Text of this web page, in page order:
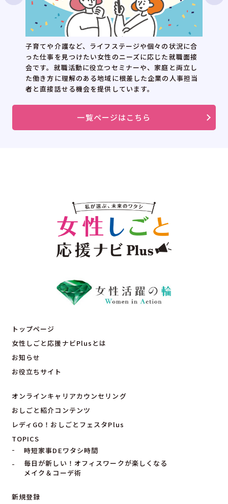
子育てや介護など、ライフステージや個々の状況に合
った仕事を見つけたい女性のニーズに応じた就職面接
会です。就職活動に役立つセミナーや、家庭と両立し
た働き方に理解のある地域に根差した企業の人事担当
者と直接話せる機会を提供しています。
一覧ページはこちら
トップページ
女性しごと応援ナビPlusとは
お知らせ
お役立ちサイト
オンラインキャリアカウンセリング
おしごと紹介コンテンツ
レディGO！おしごとフェスタPlus
TOPICS
時短家事DEワタシ時間
毎日が新しい！オフィスワークが楽しくなる
メイク＆コーデ術
新規登録